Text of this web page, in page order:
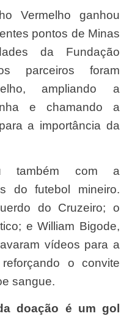
pontos de Minas
da Fundação
parceiros foram
ampliando a
e chamando a
a importância da
do futebol mineiro.
do Cruzeiro; o
e William Bigode,
vídeos para a
o convite
sangue.